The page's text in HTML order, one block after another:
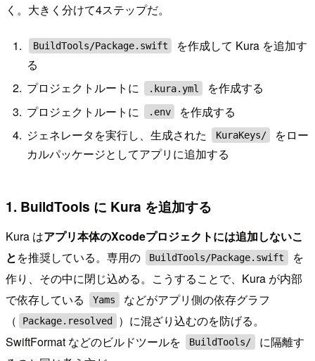
く。大きく分けて4ステップだ。
BuildTools/Package.swift
を作成して Kura を追加す
る
プロジェクトルートに
.kura.yml
を作成する
プロジェクトルートに
.env
を作成する
ジェネレータを実行し、生成された
KuraKeys/
をロー
カルパッケージとしてアプリに追加する
1. BuildTools に Kura を追加する
Kura はアプリ本体のXcodeプロジェクトには追加しないこ
とを推奨している。専用の BuildTools/Package.swift
を
作り、その中に閉じ込める。こうすることで、Kura が内部
で依存している
Yams
などがアプリ側の依存グラフ
（
Package.resolved
）に混ざり込むのを防げる。
SwiftFormat などのビルドツールを
BuildTools/
に隔離す